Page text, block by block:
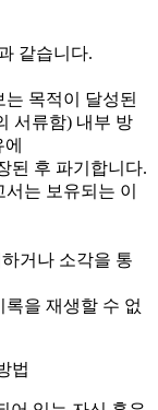
같습니다.
목적이 달성된
서류함) 내부 방
된 후 파기합니다.
는 보유되는 이
거나 소각을 통
을 재생할 수 없
법